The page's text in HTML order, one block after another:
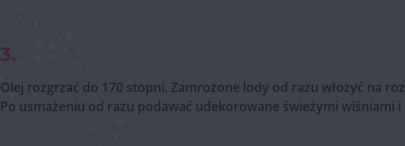
3.
Olej rozgrzać do 170 stopni. Zamrożone lody od razu włożyć na
Po usmażeniu od razu podawać udekorowane świeżymi wiśniami